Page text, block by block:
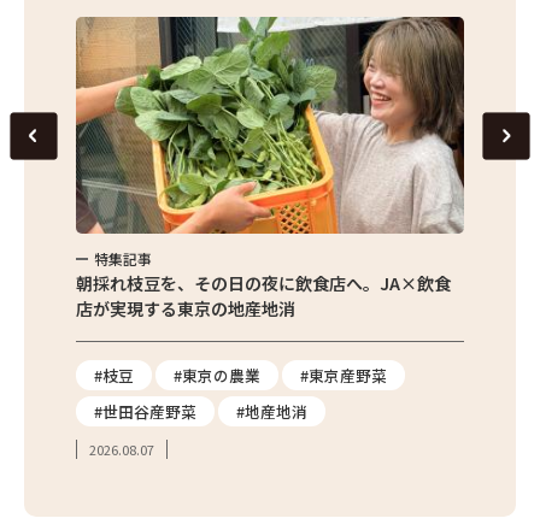
特集記事
朝採れ枝豆を、その日の夜に飲食店へ。JA×飲食
店が実現する東京の地産地消
#枝豆 #東京の農業
#東京産野菜
#世田谷産野菜
#地産地消
2026.08.07